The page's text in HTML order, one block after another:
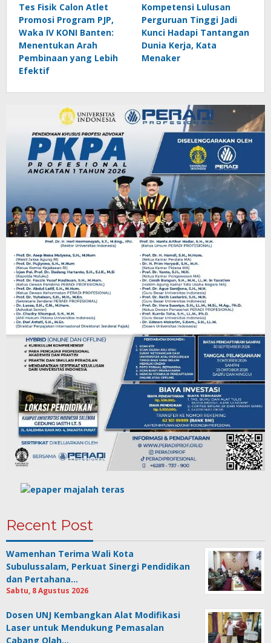
Tes Fisik Calon Atlet
Promosi Program PJP,
Waka IV KONI Banten:
Menentukan Arah
Pembinaan yang Lebih
Efektif
Kompetensi Lulusan
Perguruan Tinggi Jadi
Kunci Hadapi Tantangan
Dunia Kerja, Kata
Menaker
Recent Post
Wamenhan Terima Wali Kota
Subulussalam, Perkuat Sinergi Pendidikan
dan Pertahana…
Sabtu, 8 Agustus 2026
Dosen UNJ Kembangkan Alat Modifikasi
Laser untuk Mendukung Pemasalan
Cabang Olah…